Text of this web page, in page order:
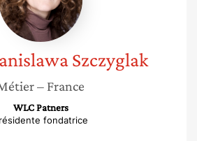
Szczyglak
– France
WLC Patners
fondatrice